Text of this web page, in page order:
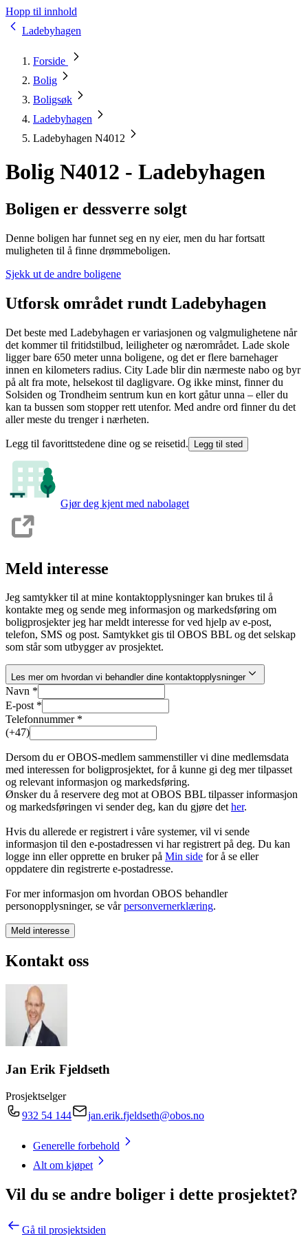
Hopp til innhold
Ladebyhagen
Forside
Bolig
Boligsøk
Ladebyhagen
Ladebyhagen N4012
Bolig N4012 - Ladebyhagen
Boligen er dessverre solgt
Denne boligen har funnet seg en ny eier, men du har fortsatt
muligheten til å finne drømmeboligen.
Sjekk ut de andre boligene
Utforsk området rundt Ladebyhagen
Det beste med Ladebyhagen er variasjonen og valgmulighetene når
det kommer til fritidstilbud, leiligheter og nærområdet. Lade skole
ligger bare 650 meter unna boligene, og det er flere barnehager
innen en kilometers radius. City Lade blir din nærmeste nabo og byr
på alt fra mote, helsekost til dagligvare. Og ikke minst, finner du
Solsiden og Trondheim sentrum kun en kort gåtur unna – eller du
kan ta bussen som stopper rett utenfor. Med andre ord finner du det
aller meste du trenger i nærheten.
Legg til favorittstedene dine og se reisetid. Legg til sted
Gjør deg kjent med nabolaget
Meld interesse
Jeg samtykker til at mine kontaktopplysninger kan brukes til å
kontakte meg og sende meg informasjon og markedsføring om
boligprosjekter jeg har meldt interesse for ved hjelp av e-post,
telefon, SMS og post. Samtykket gis til OBOS BBL og det selskap
som står som utbygger av prosjektet.
Les mer om hvordan vi behandler dine kontaktopplysninger
Navn *
E-post *
Telefonnummer *
(+47)
Dersom du er OBOS-medlem sammenstiller vi dine medlemsdata
med interessen for boligprosjektet, for å kunne gi deg mer tilpasset
og relevant informasjon og markedsføring.
Ønsker du å reservere deg mot at OBOS BBL tilpasser informasjon
og markedsføringen vi sender deg, kan du gjøre dether.
Hvis du allerede er registrert i våre systemer, vil vi sende
informasjon til den e-postadressen vi har registrert på deg. Du kan
logge inn eller opprette en bruker på Min side for å se eller
oppdatere din registrerte e-postadresse.
For mer informasjon om hvordan OBOS behandler
personopplysninger, se vårpersonvernerklæring.
Meld interesse
Kontakt oss
Jan Erik Fjeldseth
Prosjektselger
932 54 144
jan.erik.fjeldseth@obos.no
Generelle forbehold
Alt om kjøpet
Vil du se andre boliger i dette prosjektet?
Gå til prosjektsiden